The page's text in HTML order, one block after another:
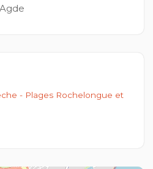
- Plages Rochelongue et